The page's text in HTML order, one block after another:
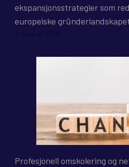
ekspansjonsstrategier som
europeiske
8. august 2026
Profesjonell omskolering og